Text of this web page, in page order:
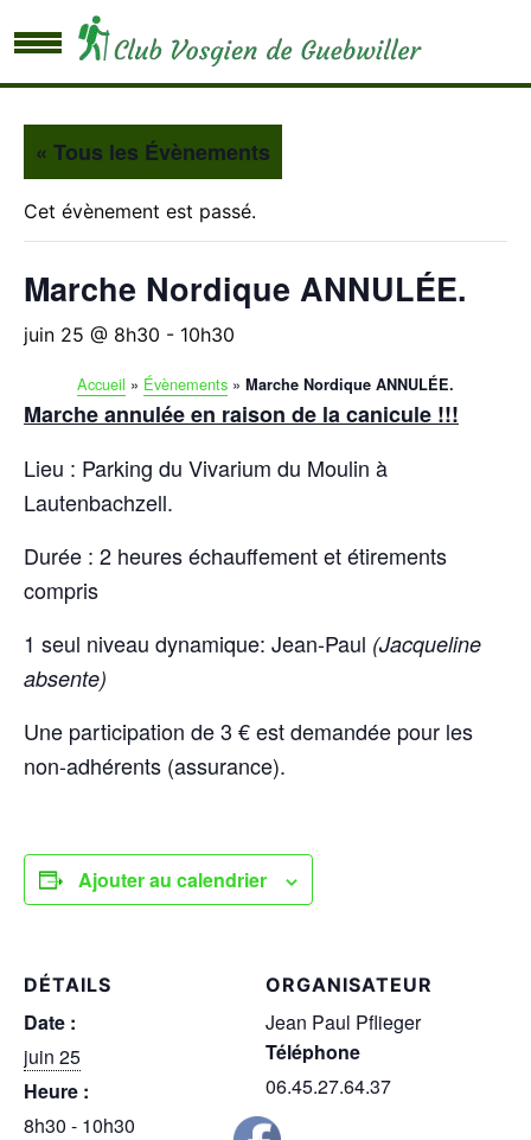
« Tous les Évènements
Cet évènement est passé.
Marche Nordique ANNULÉE.
juin 25 @ 8h30 - 10h30
Accueil » Évènements » Marche Nordique ANNULÉE.
Marche annulée en raison de la canicule !!!
Lieu : Parking du Vivarium du Moulin à
Lautenbachzell.
Durée : 2 heures échauffement et étirements
compris
1 seul niveau dynamique: Jean-Paul (Jacqueline
absente)
Une participation de 3 € est demandée pour les
non-adhérents (assurance).
Ajouter au calendrier
DÉTAILS
Date :
juin 25
Heure :
8h30 - 10h30
ORGANISATEUR
Jean Paul Pflieger
Téléphone
06.45.27.64.37